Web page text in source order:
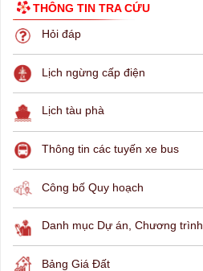
THÔNG TIN TRA CỨU
Hỏi đáp
Lịch ngừng cấp điện
Lịch tàu phà
Thông tin các tuyến xe bus
Công bố Quy hoạch
Danh mục Dự án, Chương trình
Bảng Giá Đất